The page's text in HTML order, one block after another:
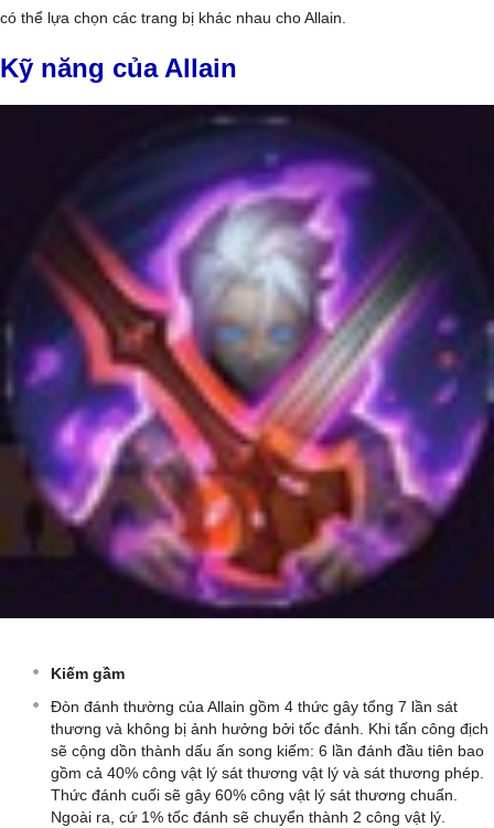
có thể lựa chọn các trang bị khác nhau cho Allain.
Kỹ năng của Allain
Kiếm gầm
Đòn đánh thường của Allain gồm 4 thức gây tổng 7 lần sát
thương và không bị ảnh hưởng bởi tốc đánh. Khi tấn công địch
sẽ cộng dồn thành dấu ấn song kiếm: 6 lần đánh đầu tiên bao
gồm cả 40% công vật lý sát thương vật lý và sát thương phép.
Thức đánh cuối sẽ gây 60% công vật lý sát thương chuẩn.
Ngoài ra, cứ 1% tốc đánh sẽ chuyển thành 2 công vật lý.